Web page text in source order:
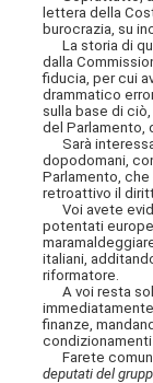
lettera della
burocrazia, su
La storia di
dalla
fiducia, per cui
drammatico
sulla base di
del Parlamento,
Sarà
dopodomani,
Parlamento,
retroattivo il
Voi avete
potentati
italiani,
riformatore.
A voi resta
finanze,
Farete
deputati del